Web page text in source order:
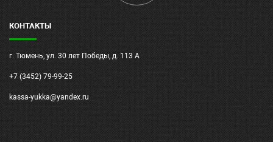
КОНТАКТЫ
г. Тюмень, ул. 30 лет Победы, д. 113 А
+7 (3452) 79-99-25
kassa-yukka@yandex.ru